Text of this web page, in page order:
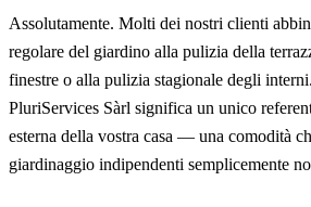
Assolutamente. Molti dei nostri clienti
regolare del giardino alla pulizia della
finestre o alla pulizia stagionale degli
PluriServices Sàrl significa un unico
esterna della vostra casa — una comodità
giardinaggio indipendenti semplicemente